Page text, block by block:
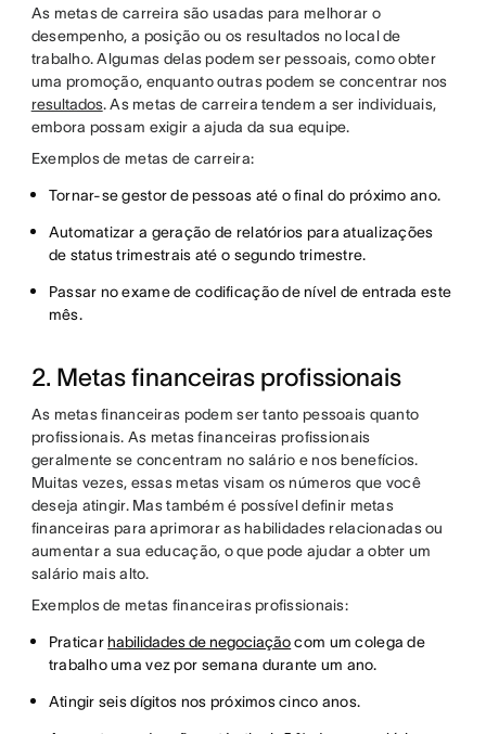
As metas de carreira são usadas para melhorar o
desempenho, a posição ou os resultados no local de
trabalho. Algumas delas podem ser pessoais, como obter
uma promoção, enquanto outras podem se concentrar nos
resultados. As metas de carreira tendem a ser individuais,
embora possam exigir a ajuda da sua equipe.
Exemplos de metas de carreira:
Tornar-se gestor de pessoas até o final do próximo ano.
Automatizar a geração de relatórios para atualizações
de status trimestrais até o segundo trimestre.
Passar no exame de codificação de nível de entrada este
mês.
2. Metas financeiras profissionais
As metas financeiras podem ser tanto pessoais quanto
profissionais. As metas financeiras profissionais
geralmente se concentram no salário e nos benefícios.
Muitas vezes, essas metas visam os números que você
deseja atingir. Mas também é possível definir metas
financeiras para aprimorar as habilidades relacionadas ou
aumentar a sua educação, o que pode ajudar a obter um
salário mais alto.
Exemplos de metas financeiras profissionais:
Praticarhabilidades de negociaçãocom um colega de
trabalho uma vez por semana durante um ano.
Atingir seis dígitos nos próximos cinco anos.